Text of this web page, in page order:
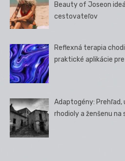
Beauty of Joseon
cestovateľov
Reflexná terapia
praktické aplikácie
Adaptogény: Prehľad,
rhodioly a ženšenu na